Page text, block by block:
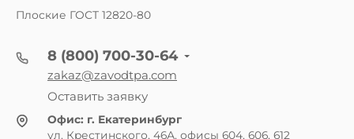
Плоские ГОСТ 12820-80
8 (800) 700-30-64
zakaz@zavodtpa.com
Оставить заявку
Офис: г. Екатеринбург
ул. Крестинского, 46А, офисы 604, 606, 612